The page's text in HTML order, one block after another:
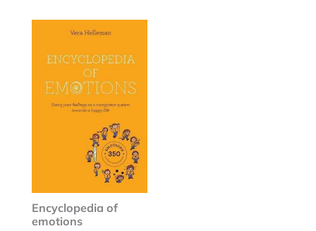
Encyclopedia of
emotions